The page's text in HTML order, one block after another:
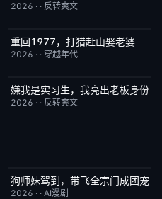
2026 · · 反转爽文
完结 9.0
重回1977，打猎赶山娶老婆
2026 · · 穿越年代
完结 5.0
嫌我是实习生，我亮出老板身份
2026 · · 反转爽文
完结 10.0
狗师妹驾到，带飞全宗门成团宠
2026 · · AI漫剧